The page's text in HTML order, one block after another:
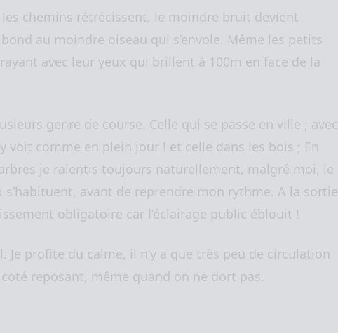
chemins rétrécissent, le moindre bruit devient
au moindre oiseau qui s’envole. Même les petits
avec leur yeux qui brillent à 100m en face de la
genre de course. Celle qui se passe en ville ; avec
voit comme en plein jour ! et celle dans les bois ; En
je ralentis toujours naturellement, malgré moi, le
s’habituent, avant de reprendre mon rythme. A la sortie
obligatoire car l’éclairage public éblouit !
Je profite du calme, il n’y a que très peu de circulation
reposant, même quand on ne dort pas.